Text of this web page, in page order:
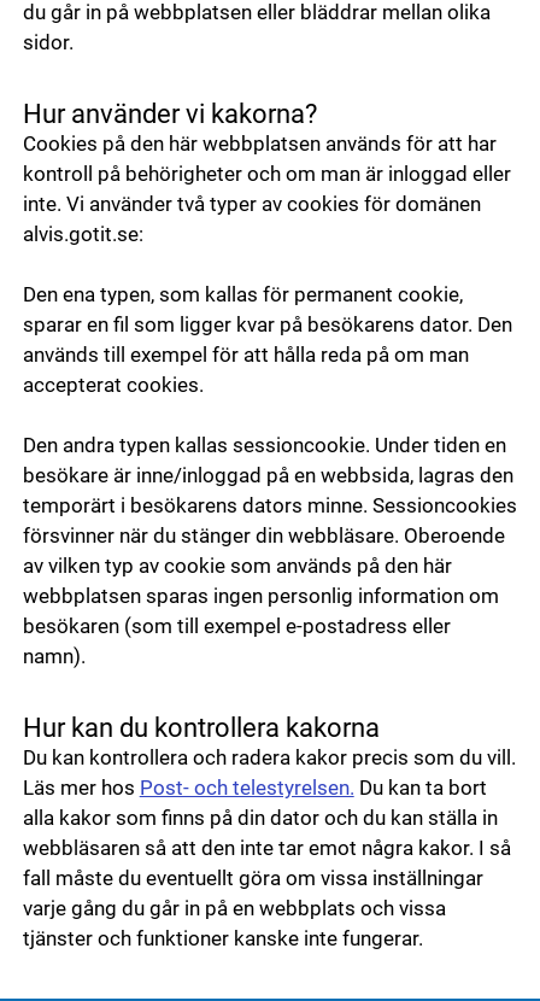
du går in på webbplatsen eller bläddrar mellan olika
sidor.
Hur använder vi kakorna?
Cookies på den här webbplatsen används för att har
kontroll på behörigheter och om man är inloggad eller
inte. Vi använder två typer av cookies för domänen
alvis.gotit.se:
Den ena typen, som kallas för permanent cookie,
sparar en fil som ligger kvar på besökarens dator. Den
används till exempel för att hålla reda på om man
accepterat cookies.
Den andra typen kallas sessioncookie. Under tiden en
besökare är inne/inloggad på en webbsida, lagras den
temporärt i besökarens dators minne. Sessioncookies
försvinner när du stänger din webbläsare. Oberoende
av vilken typ av cookie som används på den här
webbplatsen sparas ingen personlig information om
besökaren (som till exempel e-postadress eller
namn).
Hur kan du kontrollera kakorna
Du kan kontrollera och radera kakor precis som du vill.
Läs mer hos Post- och telestyrelsen. Du kan ta bort
alla kakor som finns på din dator och du kan ställa in
webbläsaren så att den inte tar emot några kakor. I så
fall måste du eventuellt göra om vissa inställningar
varje gång du går in på en webbplats och vissa
tjänster och funktioner kanske inte fungerar.